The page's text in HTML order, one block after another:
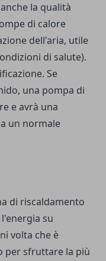
la qualità
di calore
dell'aria, utile
di salute).
Se
una pompa di
e avrà una
un normale
di riscaldamento
su
volta che è
per sfruttare la più